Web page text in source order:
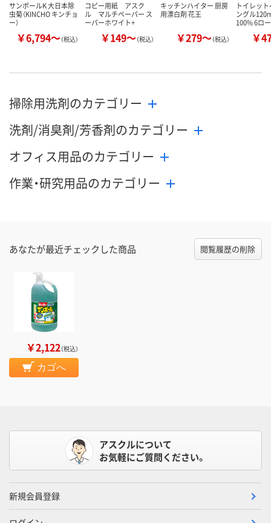
サンポールK 大日本除
虫菊（KINCHO キンチョ
ー）
￥6,794～（税込）
コピー用紙 アスク
ル マルチペーパー ス
ーパーホワイト+
￥149～（税込）
キッチンハイター 厨房
用漂白剤 花王
￥279～（税込）
トイレッ
ングル
100% 6ロ
￥
掃除用洗剤のカテゴリー
洗剤/消臭剤/芳香剤のカテゴリー
オフィス用品のカテゴリー
作業・研究用品のカテゴリー
あなたが最近チェックした商品 閲覧履歴の削除
￥2,122（税込）
カゴへ
アスクルについて
お気軽にご質問ください。
新規会員登録